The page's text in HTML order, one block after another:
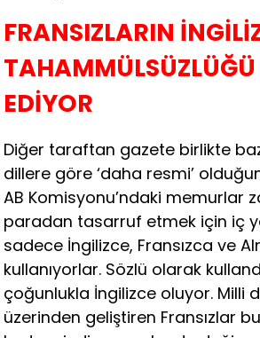
FRANSIZLARIN
EDİYOR
Diğer taraftan gazete birlikte
dillere göre ‘daha resmi’
AB Komisyonu’ndaki memurlar
paradan tasarruf etmek için iç
sadece İngilizce, Fransızca ve
kullanıyorlar. Sözlü olarak
çoğunlukla İngilizce oluyor. Milli
üzerinden geliştiren Fransızlar